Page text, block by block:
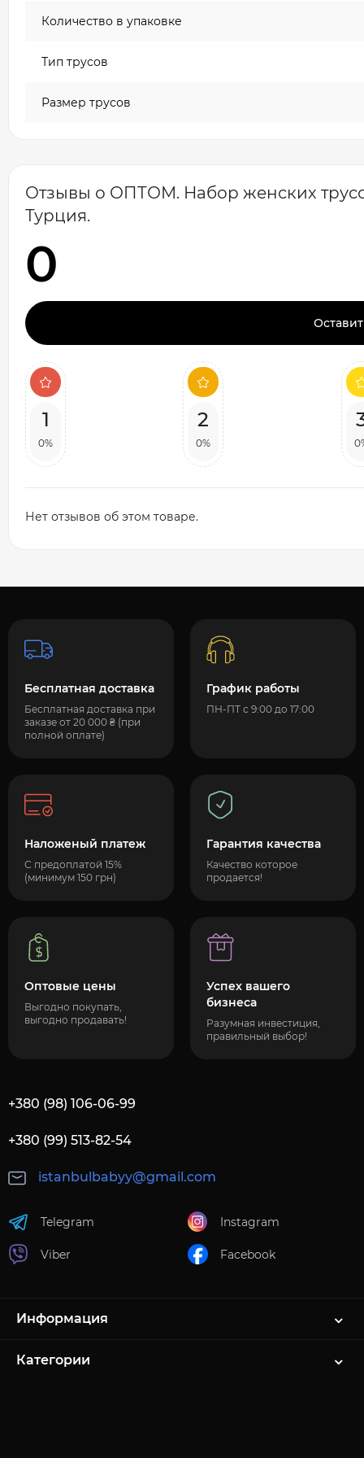
Количество в упаковке
Тип трусов
Размер трусов
Отзывы о ОПТОМ. Набор женских
Турция.
0
1
0%
2
0%
Нет отзывов об этом товаре.
Бесплатная доставка
Бесплатная доставка при
заказе от 20 000 ₴ (при
полной оплате)
График работы
ПН-ПТ с 9:00 до 17:00
Наложеный платеж
С предоплатой 15%
(минимум 150 грн)
Гарантия качества
Качество которое
продается!
Оптовые цены
Выгодно покупать,
выгодно продавать!
Успех вашего
бизнеса
Разумная инвестиция,
правильный выбор!
+380 (98) 106-06-99
+380 (99) 513-82-54
istanbulbabyy@gmail.com
Telegram
Viber
Instagram
Facebook
Информация
Категории